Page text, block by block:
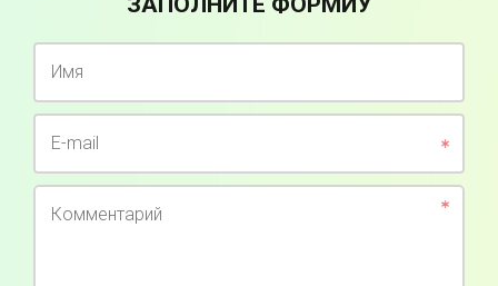
Имя
E-mail
Комментарий